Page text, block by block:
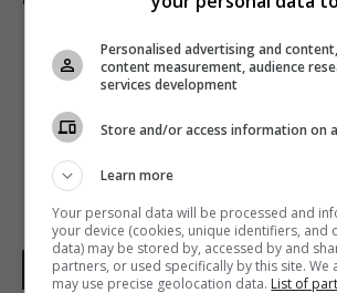
УТРЕННИЕ «НОВОСТИ» НА
ТЕПЕРЬ ВЫХОДЯТ С
НОВОСТИ МИРА
Personalised advertising and
content measurement, audience
services development
Store and/or access information on
Learn more
Your personal data will be processed and
your device (cookies, unique identifiers, and
data) may be stored by, accessed by and
partners, or used specifically by this site.
may use precise geolocation data. List of